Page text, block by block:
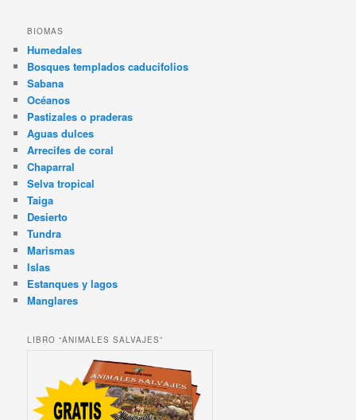
BIOMAS
Humedales
Bosques templados caducifolios
Sabana
Océanos
Pastizales o praderas
Aguas dulces
Arrecifes de coral
Chaparral
Selva tropical
Taiga
Desierto
Tundra
Marismas
Islas
Estanques y lagos
Manglares
LIBRO “ANIMALES SALVAJES”